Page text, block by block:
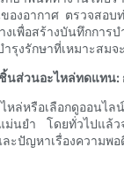
ของอากาศ ตรวจสอ
เพื่อสร้างบันทึกการ
รุงรักษาที่เหมาะสม
นส่วนอะไหล่ทดแทน:
หล่หรือเลือกดูออนไ
ม่นยำ โดยทั่วไปแล้
ะปัญหาเรื่องความพ